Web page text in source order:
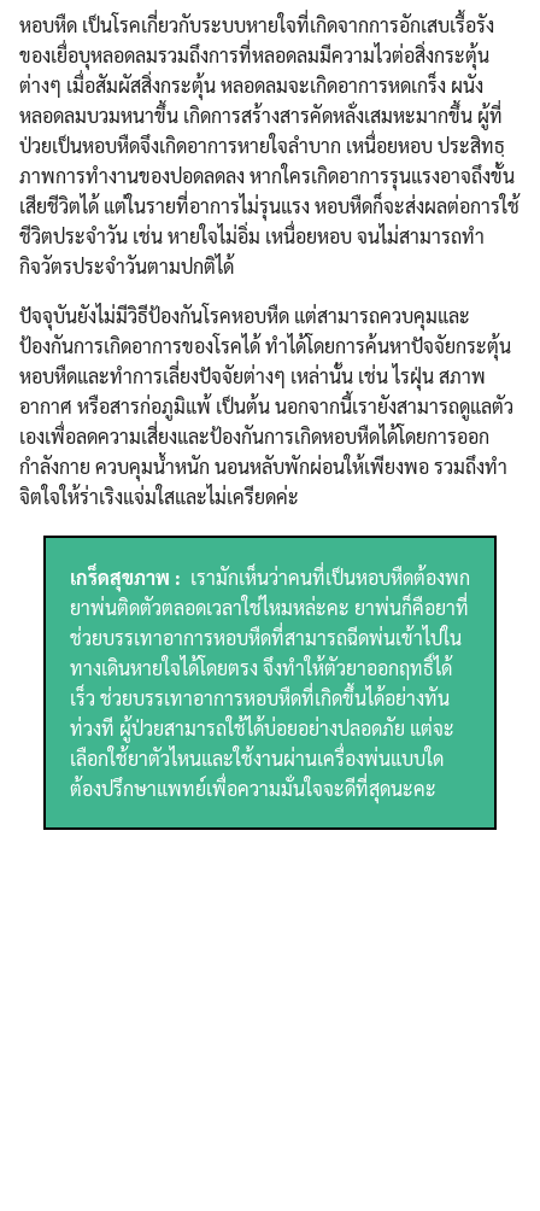
หอบหืด เป็นโรคเกี่ยวกับระบบหายใจที่เกิดจากการอักเสบเรื้อรัง
ของเยื่อบุหลอดลมรวมถึงการที่หลอดลมมีความไวต่อสิ่งกระตุ้น
ต่างๆ เมื่อสัมผัสสิ่งกระตุ้น หลอดลมจะเกิดอาการหดเกร็ง ผนัง
หลอดลมบวมหนาขึ้น เกิดการสร้างสารคัดหลั่งเสมหะมากขึ้น ผู้ที่
ป่วยเป็นหอบหืดจึงเกิดอาการหายใจลำบาก เหนื่อยหอบ ประสิทธฺ
ภาพการทำงานของปอดลดลง หากใครเกิดอาการรุนแรงอาจถึงขั้น
เสียชีวิตได้ แต่ในรายที่อาการไม่รุนแรง หอบหืดก็จะส่งผลต่อการใช้
ชีวิตประจำวัน เช่น หายใจไม่อิ่ม เหนื่อยหอบ จนไม่สามารถทำ
กิจวัตรประจำวันตามปกติได้
ปัจจุบันยังไม่มีวิธีป้องกันโรคหอบหืด แต่สามารถควบคุมและ
ป้องกันการเกิดอาการของโรคได้ ทำได้โดยการค้นหาปัจจัยกระตุ้น
หอบหืดและทำการเลี่ยงปัจจัยต่างๆ เหล่านั้น เช่น ไรฝุ่น สภาพ
อากาศ หรือสารก่อภูมิแพ้ เป็นต้น นอกจากนี้เรายังสามารถดูแลตัว
เองเพื่อลดความเสี่ยงและป้องกันการเกิดหอบหืดได้โดยการออก
กำลังกาย ควบคุมน้ำหนัก นอนหลับพักผ่อนให้เพียงพอ รวมถึงทำ
จิตใจให้ร่าเริงแจ่มใสและไม่เครียดค่ะ
เกร็ดสุขภาพ : เรามักเห็นว่าคนที่เป็นหอบหืดต้องพก
ยาพ่นติดตัวตลอดเวลาใช่ไหมหล่ะคะ ยาพ่นก็คือยาที่
ช่วยบรรเทาอาการหอบหืดที่สามารถฉีดพ่นเข้าไปใน
ทางเดินหายใจได้โดยตรง จึงทำให้ตัวยาออกฤทธิ์ได้
เร็ว ช่วยบรรเทาอาการหอบหืดที่เกิดขึ้นได้อย่างทัน
ท่วงที ผู้ป่วยสามารถใช้ได้บ่อยอย่างปลอดภัย แต่จะ
เลือกใช้ยาตัวไหนและใช้งานผ่านเครื่องพ่นแบบใด
ต้องปรึกษาแพทย์เพื่อความมั่นใจจะดีที่สุดนะคะ